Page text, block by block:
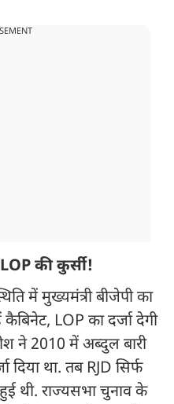
की कुर्सी!
में मुख्यमंत्री बीजेपी का
LOP का दर्जा देगी
ने 2010 में अब्दुल बारी
दिया था. तब RJD सिर्फ
थी. राज्यसभा चुनाव के